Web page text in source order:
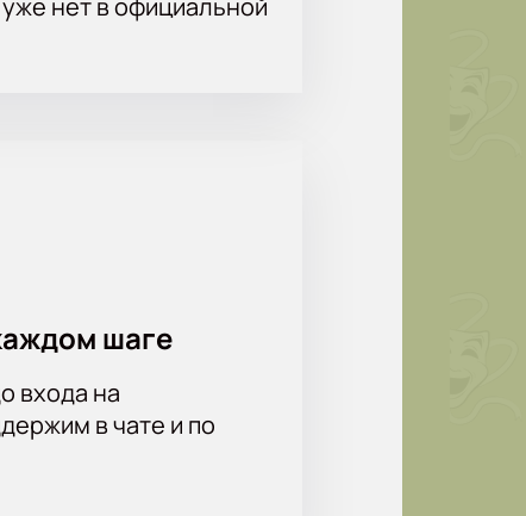
шаге
входа на
в чате и по